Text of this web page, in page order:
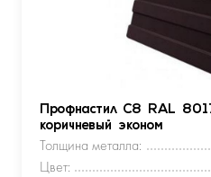
Профнастил С8 RAL
коричневый эконом
Толщина металла:
Цвет: